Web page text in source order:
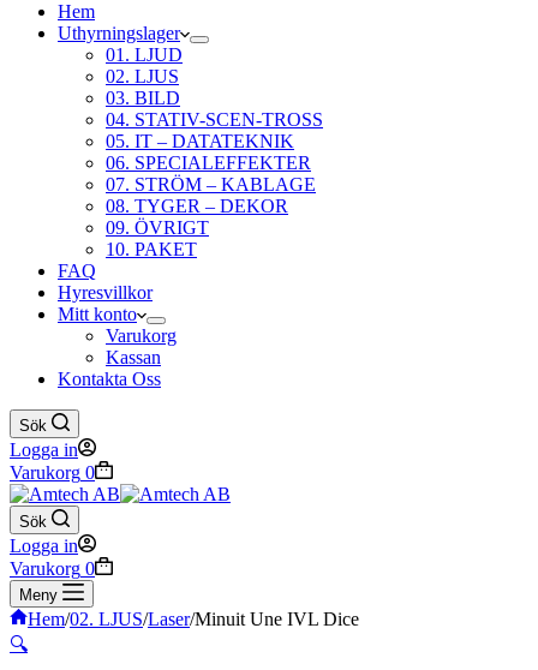
Hem
Uthyrningslager
01. LJUD
02. LJUS
03. BILD
04. STATIV-SCEN-TROSS
05. IT – DATATEKNIK
06. SPECIALEFFEKTER
07. STRÖM – KABLAGE
08. TYGER – DEKOR
09. ÖVRIGT
10. PAKET
FAQ
Hyresvillkor
Mitt konto
Varukorg
Kassan
Kontakta Oss
Sök
Logga in
Varukorg 0
Sök
Logga in
Varukorg 0
Meny
Hem/02. LJUS/Laser/Minuit Une IVL Dice
🔍